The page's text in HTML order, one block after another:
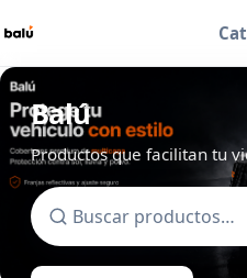
Balú
Productos que facilitan tu